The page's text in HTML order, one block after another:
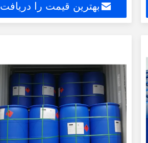
بهترین قیمت را دریافت